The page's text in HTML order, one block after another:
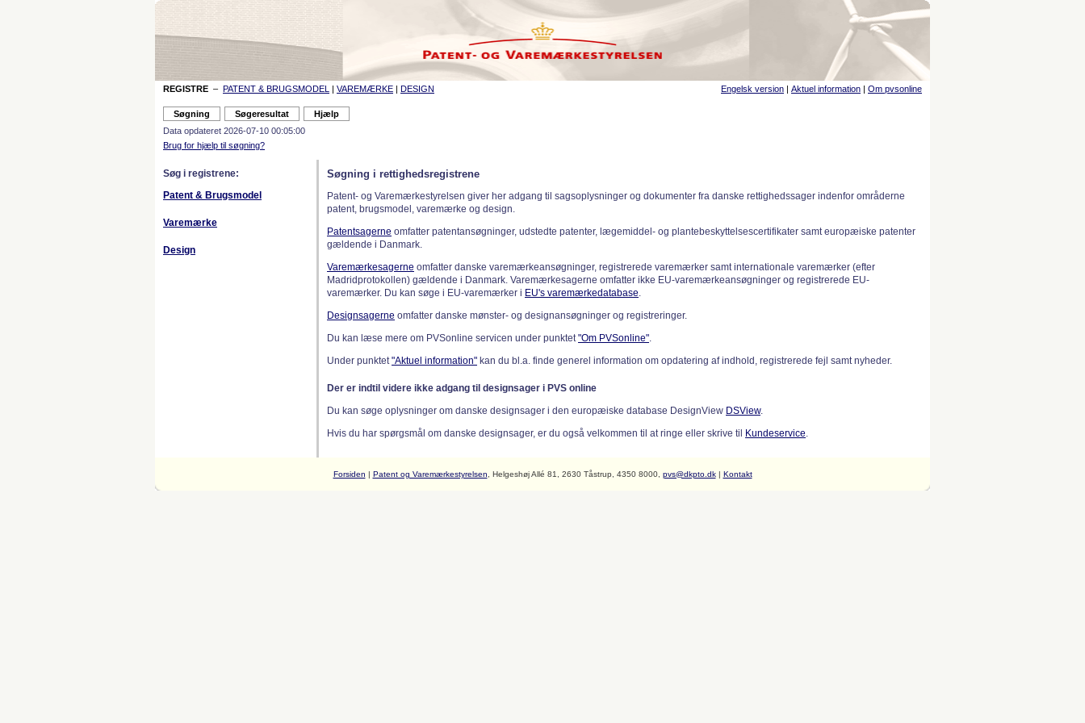
REGISTRE – PATENT & BRUGSMODEL | VAREMÆRKE | DESIGN Engelsk version | Aktuel information | Om pvsonline
Data opdateret 2026-07-10 00:05:00
Brug for hjælp til søgning?
Søg i registrene:
Patent & Brugsmodel
Varemærke
Design
Søgning i rettighedsregistrene
Patent- og Varemærkestyrelsen giver her adgang til sagsoplysninger og dokumenter fra danske rettighedssager indenfor områderne
patent, brugsmodel, varemærke og design.
Patentsagerne omfatter patentansøgninger, udstedte patenter, lægemiddel- og plantebeskyttelsescertifikater samt europæiske patenter
gældende i Danmark.
Varemærkesagerne omfatter danske varemærkeansøgninger, registrerede varemærker samt internationale varemærker (efter
Madridprotokollen) gældende i Danmark. Varemærkesagerne omfatter ikke EU-varemærkeansøgninger og registrerede EU-
varemærker. Du kan søge i EU-varemærker i EU's varemærkedatabase.
Designsagerne omfatter danske mønster- og designansøgninger og registreringer.
Du kan læse mere om PVSonline servicen under punktet"Om PVSonline".
Under punktet"Aktuel information" kan du bl.a. finde generel information om opdatering af indhold, registrerede fejl samt nyheder.
Der er indtil videre ikke adgang til designsager i PVS online
Du kan søge oplysninger om danske designsager i den europæiske database DesignView DSView.
Hvis du har spørgsmål om danske designsager, er du også velkommen til at ringe eller skrive til
Kundeservice.
Forsiden | Patent og Varemærkestyrelsen , Helgeshøj Allé 81, 2630 Tåstrup, 4350 8000, pvs@dkpto.dk| Kontakt